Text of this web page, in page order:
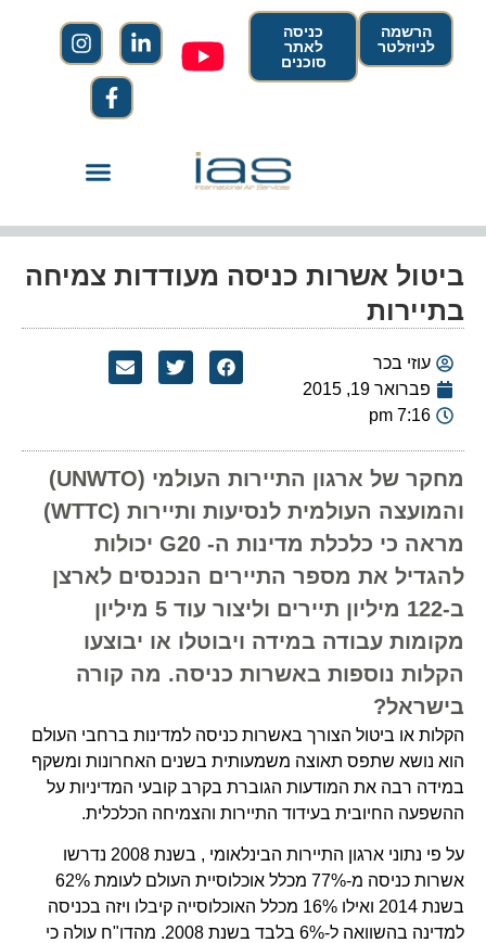
הרשמה
לניוזלטר
כניסה
לאתר
סוכנים
ביטול אשרות כניסה מעודדות צמיחה
בתיירות
עוזי בכר
פברואר 19, 2015
7:16 pm
מחקר של ארגון התיירות העולמי (UNWTO)
והמועצה העולמית לנסיעות ותיירות (WTTC)
מראה כי כלכלת מדינות ה- G20 יכולות
להגדיל את מספר התיירים הנכנסים לארצן
ב-122 מיליון תיירים וליצור עוד 5 מיליון
מקומות עבודה במידה ויבוטלו או יבוצעו
הקלות נוספות באשרות כניסה. מה קורה
בישראל?
הקלות או ביטול הצורך באשרות כניסה למדינות ברחבי העולם
הוא נושא שתפס תאוצה משמעותית בשנים האחרונות ומשקף
במידה רבה את המודעות הגוברת בקרב קובעי המדיניות על
ההשפעה החיובית בעידוד התיירות והצמיחה הכלכלית.
על פי נתוני ארגון התיירות הבינלאומי , בשנת 2008 נדרשו
אשרות כניסה מ-77% מכלל אוכלוסיית העולם לעומת 62%
בשנת 2014 ואילו 16% מכלל האוכלוסייה קיבלו ויזה בכניסה
למדינה בהשוואה ל-6% בלבד בשנת 2008. מהדו"ח עולה כי